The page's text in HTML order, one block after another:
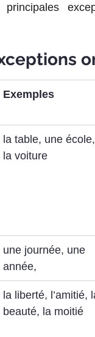
Exemples
la table, une école,
la voiture
une journée, une
année,
la liberté, l’amitié,
beauté, la moitié